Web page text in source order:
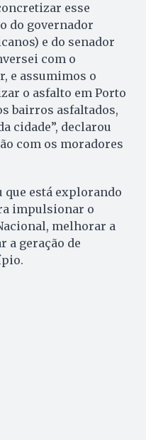
esse
do governador
e do senador
com o
e assumimos o
o asfalto em Porto
bairros asfaltados,
cidade”, declarou
com os moradores
que está explorando
impulsionar o
melhorar a
a geração de